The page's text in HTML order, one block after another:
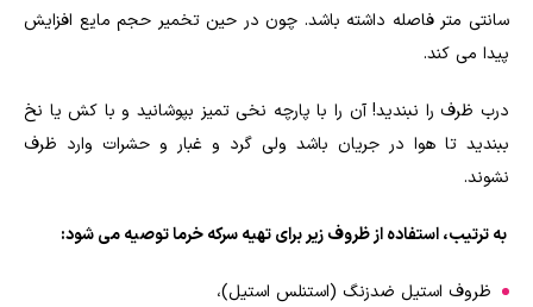
سانتی متر فاصله داشته باشد. چون در حین تخمیر حجم مایع افزایش
پیدا می کند.
درب ظرف را نبندید! آن را با پارچه نخی تمیز بپوشانید و با کش یا نخ
ببندید تا هوا در جریان باشد ولی گرد و غبار و حشرات وارد ظرف
نشوند.
به ترتیب، استفاده از ظروف زیر برای تهیه سرکه خرما توصیه می شود:
ظروف استیل ضدزنگ (استنلس استیل)،